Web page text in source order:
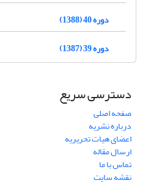
دوره 40 (1388)
دوره 39 (1387)
دسترسی سریع
صفحه اصلی
درباره نشریه
اعضای هیات تحریریه
ارسال مقاله
تماس با ما
نقشه سایت